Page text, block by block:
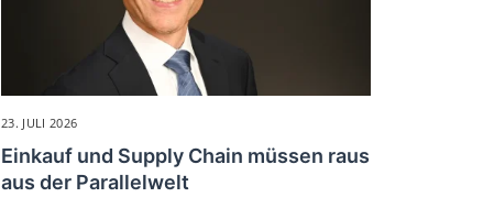
23. JULI 2026
Einkauf und Supply Chain müssen raus
aus der Parallelwelt